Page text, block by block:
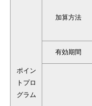
ポイン
トプロ
グラム
加算方法
有効期間